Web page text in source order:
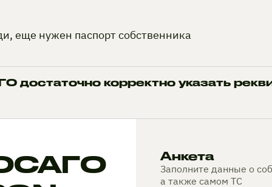
еще нужен паспорт собственника
достаточно корректно указать
Анкета
Заполните данные о
а также самом ТС